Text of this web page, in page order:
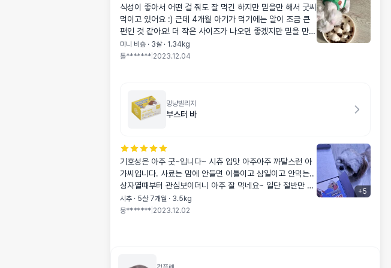
식성이 좋아서 어떤 걸 줘도 잘 먹긴 하지만 믿을만 해서 굿씨
먹이고 있어요 :) 근데 4개월 아기가 먹기에는 알이 조금 큰
편인 것 같아요! 더 작은 사이즈가 나오면 좋겠지만 믿을 만한
성분이기에 재구매 합니다! 참고로 3개월 차 때 부터 굿씨 먹
였답니다. 😌
미니 비숑 · 3살 · 1.34kg
톨******* 2023.12.04
멍냥빌리지
부스터 바
기호성은 아주 굿~입니다~ 시츄 입맛 아주아주 까탈스런 아
가씨입니다. 사료는 맘에 안들면 이틀이고 삼일이고 안먹는..
상자열때부터 관심보이더니 아주 잘 먹네요~ 일단 절반만 급
여해봤어요 많이 예민한 아이인대.. 도움이 되면 좋겠어요..
시추 · 5살 7개월 · 3.5kg
몽******* 2023.12.02
+5